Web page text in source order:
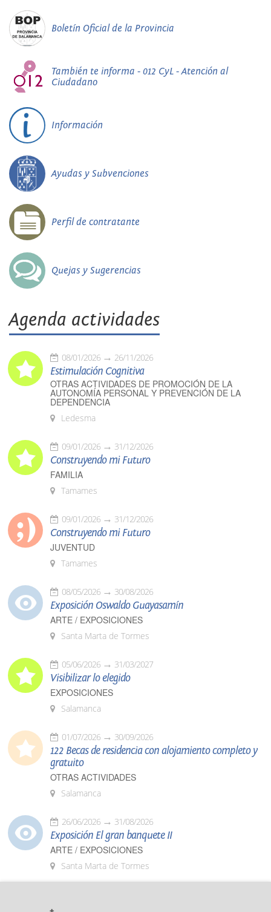
Boletín Oficial de la Provincia
También te informa - 012 CyL - Atención al
Ciudadano
Información
Ayudas y Subvenciones
Perfil de contratante
Quejas y Sugerencias
Agenda actividades
08/01/2026 26/11/2026
Estimulación Cognitiva
OTRAS ACTIVIDADES DE PROMOCIÓN DE LA
AUTONOMÍA PERSONAL Y PREVENCIÓN DE LA
DEPENDENCIA
Ledesma
09/01/2026 31/12/2026
Construyendo mi Futuro
FAMILIA
Tamames
09/01/2026 31/12/2026
Construyendo mi Futuro
JUVENTUD
Tamames
08/05/2026 30/08/2026
Exposición Oswaldo Guayasamín
ARTE / EXPOSICIONES
Santa Marta de Tormes
05/06/2026 31/03/2027
Visibilizar lo elegido
EXPOSICIONES
Salamanca
01/07/2026 30/09/2026
122 Becas de residencia con alojamiento completo y
gratuito
OTRAS ACTIVIDADES
Salamanca
26/06/2026 31/08/2026
Exposición El gran banquete II
ARTE / EXPOSICIONES
Santa Marta de Tormes